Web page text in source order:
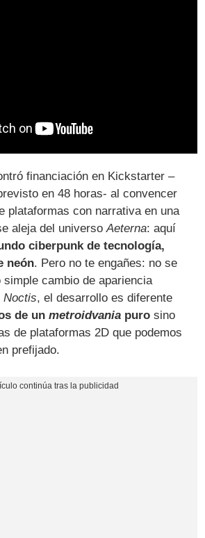
financiación en Kickstarter –
en 48 horas- al convencer
plataformas con narrativa en una
aleja del universoAeterna: aquí
ciberpunk de tecnología,
neón. Pero no te engañes: no se
cambio de apariencia
Noctis, el desarrollo es diferente
de unmetroidvania puro sino
de plataformas 2D que podemos
prefijado.